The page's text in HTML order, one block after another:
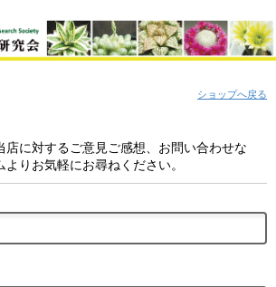
ショップへ戻る
店に対するご意見ご感想、お問い合わせな
りお気軽にお尋ねください。